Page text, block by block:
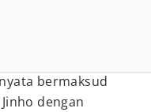
bermaksud
dengan